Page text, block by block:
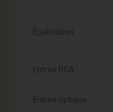
Égalisation
Entrée RCA
Entrée optique